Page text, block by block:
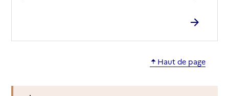
Haut de page